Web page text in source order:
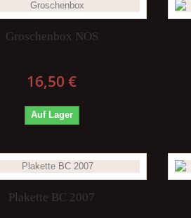
Groschenbox NOS
16,50 €
Auf Lager
Plakette BC 2007